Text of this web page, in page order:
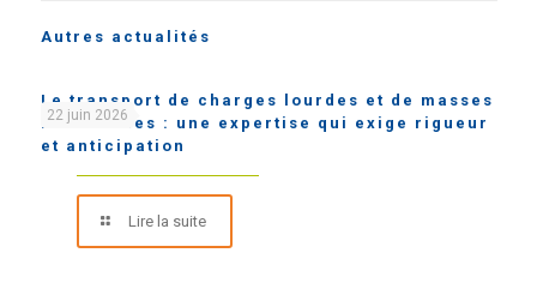
Autres actualités
22 juin 2026
Le transport de charges lourdes et de masses
indivisibles : une expertise qui exige rigueur
et anticipation
Lire la suite